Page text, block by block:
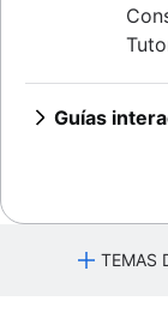
Guías
TEMAS